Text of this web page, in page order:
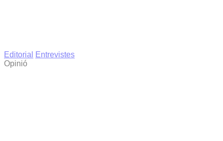
Editorial
Entrevistes
Opinió